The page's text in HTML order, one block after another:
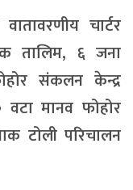
चार्टर
तालिम, ६ जना
संकलन केन्द्र
वटा मानव फोहोर
टोली परिचालन